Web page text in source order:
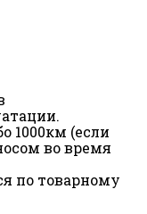
1000км (если
во время
по товарному